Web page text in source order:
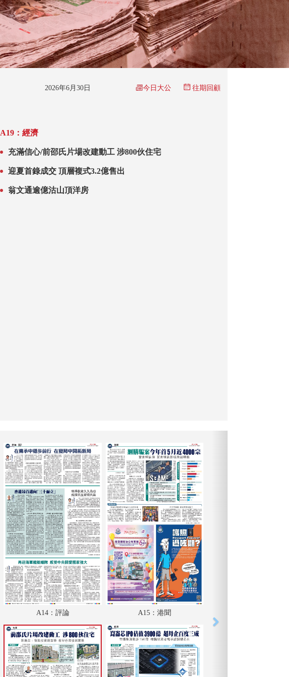
2026年6月30日 今日大公 往期回顧
A19：經濟
充滿信心/前邵氏片場改建動工 涉800伙住宅
迎夏首錄成交 頂層複式3.2億售出
翁文通逾億沽山頂洋房
A14：評論 A15：港聞